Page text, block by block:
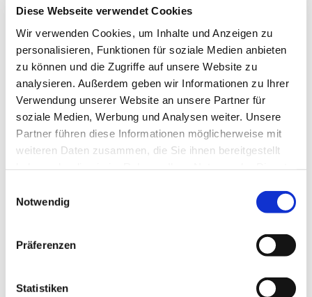
Diese Webseite verwendet Cookies
Wir verwenden Cookies, um Inhalte und Anzeigen zu
personalisieren, Funktionen für soziale Medien anbieten
zu können und die Zugriffe auf unsere Website zu
analysieren. Außerdem geben wir Informationen zu Ihrer
Verwendung unserer Website an unsere Partner für
soziale Medien, Werbung und Analysen weiter. Unsere
Partner führen diese Informationen möglicherweise mit
weiteren Daten zusammen, die Sie ihnen bereitgestellt
Notwendig
Präferenzen
Statistiken
Dies könnte Sie auch
interessieren